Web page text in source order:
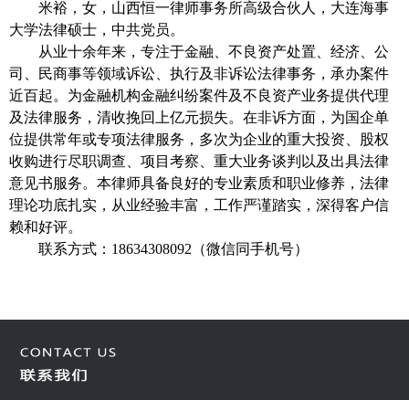
米裕，女，山西恒一律师事务所高级合伙人，大连海事
大学法律硕士，中共党员。
从业十余年来，专注于金融、不良资产处置、经济、公
司、民商事等领域诉讼、执行及非诉讼法律事务，承办案件
近百起。为金融机构金融纠纷案件及不良资产业务提供代理
及法律服务，清收挽回上亿元损失。在非诉方面，为国企单
位提供常年或专项法律服务，多次为企业的重大投资、股权
收购进行尽职调查、项目考察、重大业务谈判以及出具法律
意见书服务。本律师具备良好的专业素质和职业修养，法律
理论功底扎实，从业经验丰富，工作严谨踏实，深得客户信
赖和好评。
联系方式：18634308092（微信同手机号）